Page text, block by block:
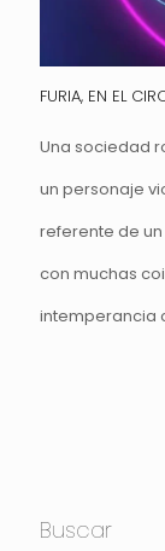
FURIA, EN EL
Una sociedad
un personaje
referente de
con muchas
intemperancia
Buscar